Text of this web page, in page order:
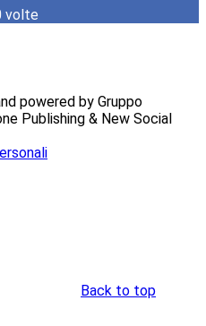
volte
powered by Gruppo
Publishing & New Social
Back to top